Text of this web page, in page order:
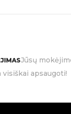
Jūsų
visiškai apsaugoti!